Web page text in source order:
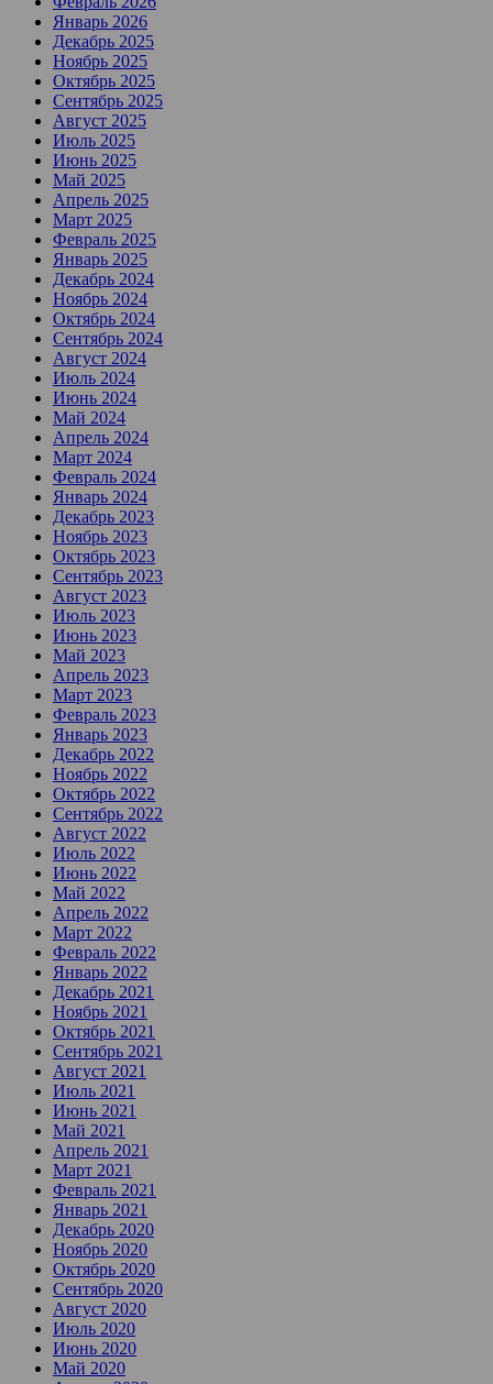
Январь 2026
Декабрь 2025
Ноябрь 2025
Октябрь 2025
Сентябрь 2025
Август 2025
Июль 2025
Июнь 2025
Май 2025
Апрель 2025
Март 2025
Февраль 2025
Январь 2025
Декабрь 2024
Ноябрь 2024
Октябрь 2024
Сентябрь 2024
Август 2024
Июль 2024
Июнь 2024
Май 2024
Апрель 2024
Март 2024
Февраль 2024
Январь 2024
Декабрь 2023
Ноябрь 2023
Октябрь 2023
Сентябрь 2023
Август 2023
Июль 2023
Июнь 2023
Май 2023
Апрель 2023
Март 2023
Февраль 2023
Январь 2023
Декабрь 2022
Ноябрь 2022
Октябрь 2022
Сентябрь 2022
Август 2022
Июль 2022
Июнь 2022
Май 2022
Апрель 2022
Март 2022
Февраль 2022
Январь 2022
Декабрь 2021
Ноябрь 2021
Октябрь 2021
Сентябрь 2021
Август 2021
Июль 2021
Июнь 2021
Май 2021
Апрель 2021
Март 2021
Февраль 2021
Январь 2021
Декабрь 2020
Ноябрь 2020
Октябрь 2020
Сентябрь 2020
Август 2020
Июль 2020
Июнь 2020
Май 2020